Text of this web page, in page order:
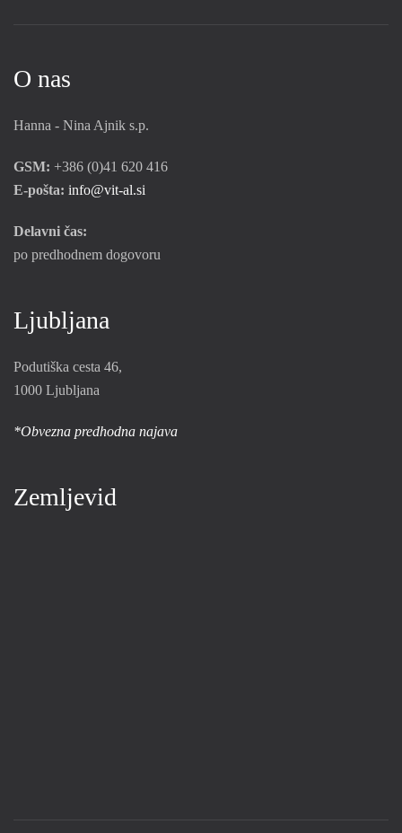
O nas
Hanna - Nina Ajnik s.p.
GSM: +386 (0)41 620 416
E-pošta: info@vit-al.si
Delavni čas:
po predhodnem dogovoru
Ljubljana
Podutiška cesta 46,
1000 Ljubljana
*Obvezna predhodna najava
Zemljevid